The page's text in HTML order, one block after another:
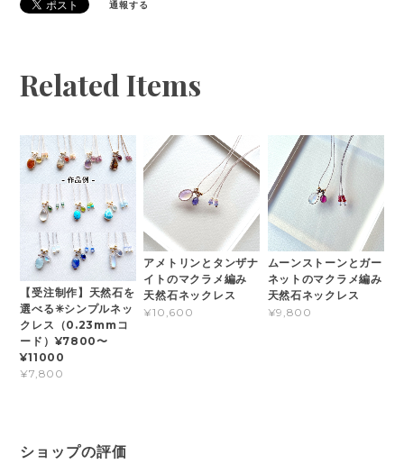
通報する
Related Items
【受注制作】天然石を
選べる✳︎シンプルネッ
クレス（0.23mmコ
ード）¥7800〜
¥11000
¥7,800
アメトリンとタンザナ
イトのマクラメ編み
天然石ネックレス
¥10,600
ムーンストーンとガー
ネットのマクラメ編み
天然石ネックレス
¥9,800
ショップの評価